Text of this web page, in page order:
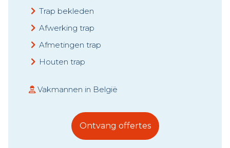
Trap bekleden
Afwerking trap
Afmetingen trap
Houten trap
Vakmannen in België
Ontvang offertes